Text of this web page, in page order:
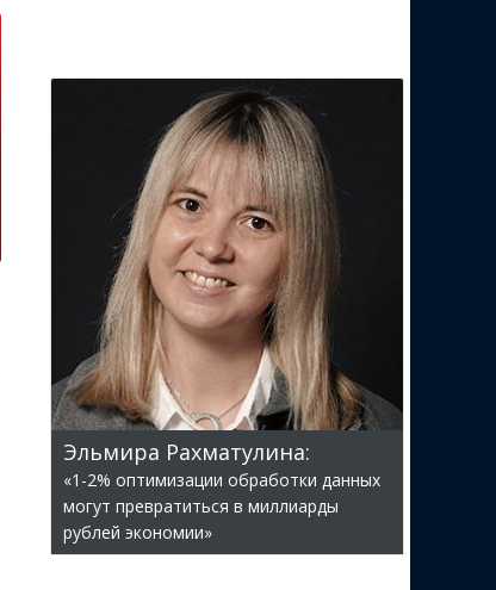
Эльмира Рахматулина:
«1-2% оптимизации обработки данных
могут превратиться в миллиарды
рублей экономии»